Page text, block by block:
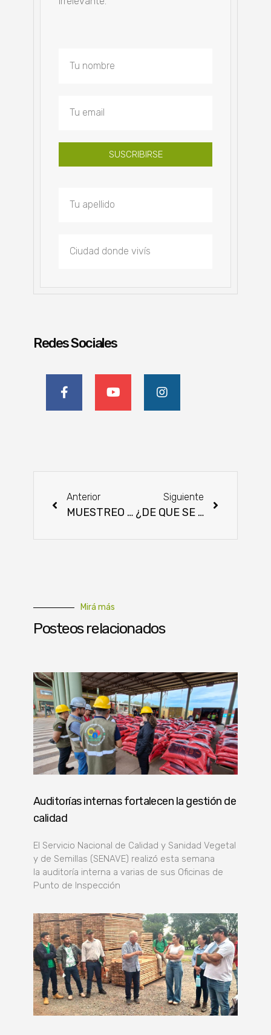
SUSCRIBIRSE
Redes Sociales
Anterior
MUESTREO SEROEPIDEMIOLÓGICO NACIONAL 2021
Siguiente
¿DE QUE SE TRATA EL CONCEPTO DE GANADERIA REGENERATIVA?
Mirá más
Posteos relacionados
Auditorías internas fortalecen la gestión de
calidad
El Servicio Nacional de Calidad y Sanidad Vegetal
y de Semillas (SENAVE) realizó esta semana
la auditoría interna a varias de sus Oficinas de
Punto de Inspección